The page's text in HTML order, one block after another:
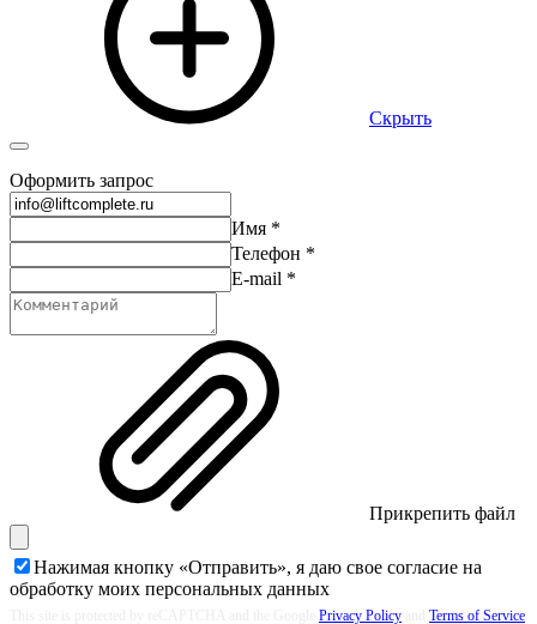
Скрыть
Оформить запрос
Имя *
Телефон *
E-mail *
Прикрепить файл
Нажимая кнопку «Отправить», я даю свое согласие на
обработку моих персональных данных
Privacy Policy
Terms of Service